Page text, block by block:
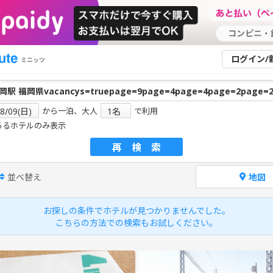
ミニッツ ログイン/
から一泊、大人
で利用
るホテルのみ表示
再検索
並べ替え 地図
お探しの条件でホテルが見つかりませんでした。
こちらの方法での検索もお試しください。